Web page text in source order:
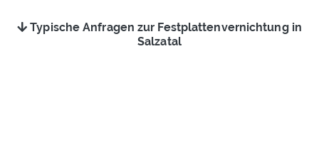
Typische Anfragen zur Festplattenvernichtung in
Salzatal